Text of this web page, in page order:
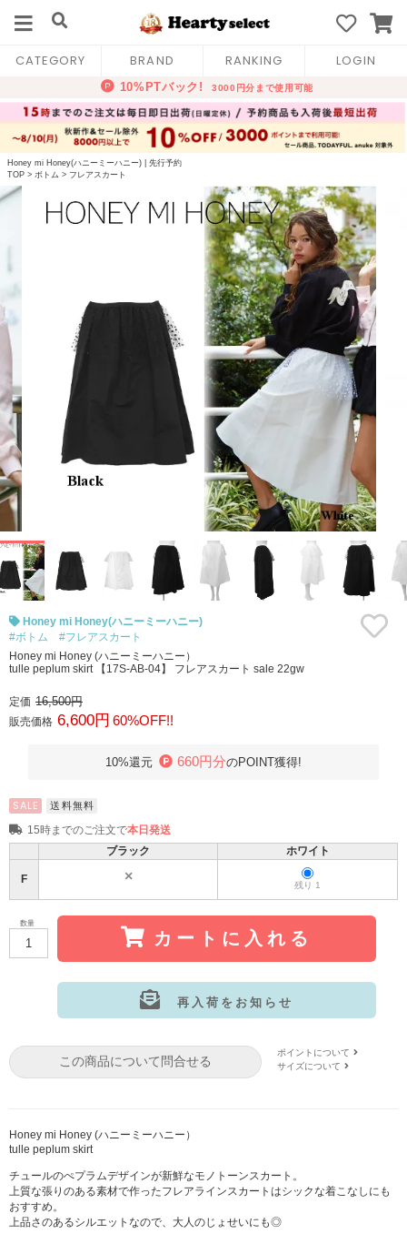
CATEGORY BRAND RANKING LOGIN
Honey mi Honey(ハニーミーハニー)
先行予約
TOP > ボトム > フレアスカート
Honey mi Honey(ハニーミーハニー)
#ボトム
#フレアスカート
Honey mi Honey (ハニーミーハニー）
tulle peplum skirt 【17S-AB-04】 フレアスカート sale 22gw
定価 16,500円
販売価格 6,600円 60%OFF!!
10%還元 660円分のPOINT獲得!
SALE 送料無料
15時までのご注文で本日発送
ブラック
ホワイト
F 残り 1
数量
カートに入れる
再入荷をお知らせ
この商品について問合せる
ポイントについて
サイズについて
Honey mi Honey (ハニーミーハニー）
tulle peplum skirt
チュールのぺプラムデザインが新鮮なモノトーンスカート。
上質な張りのある素材で作ったフレアラインスカートはシックな着こなしにも
おすすめ。
上品さのあるシルエットなので、大人のじょせいにも◎